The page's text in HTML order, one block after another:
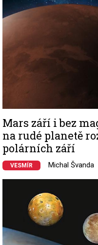
Mars září i bez
na rudé planetě
polárních září
VESMÍR Michal Švanda